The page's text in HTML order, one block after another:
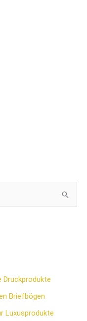
Briefbögen
Luxusprodukte